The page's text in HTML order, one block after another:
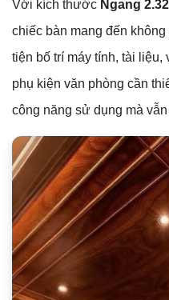
Với kích thước Ngang
chiếc bàn mang đến
tiện bố trí máy tính, tài liệu,
phụ kiện văn phòng cần
công năng sử dụng mà